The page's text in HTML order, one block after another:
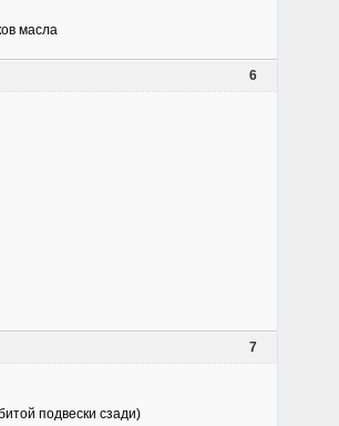
масла
6
7
подвески сзади)